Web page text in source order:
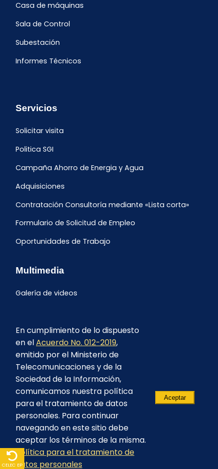
Casa de máquinas
Sala de Control
Subestación
Informes Técnicos
Servicios
Solicitar visita
Politica SGI
Campaña Ahorro de Energia y Agua
Adquisiciones
Contratación Consultoría mediante «Lista corta»
Formulario de Solicitud de Empleo
Oportunidades de Trabajo
Multimedia
Galería de videos
© 2023 - CELEC EP - Todos los derechos
reservados
En cumplimiento de lo dispuesto
en elAcuerdo No. 012-2019,
emitido por el Ministerio de
Telecomunicaciones y de la
Sociedad de la Información,
comunicamos nuestra política
para el tratamiento de datos
personales. Para continuar
navegando en este sitio debe
aceptar los términos de la misma.
Política para el tratamiento de
datos personales
Aceptar
CELEC EP